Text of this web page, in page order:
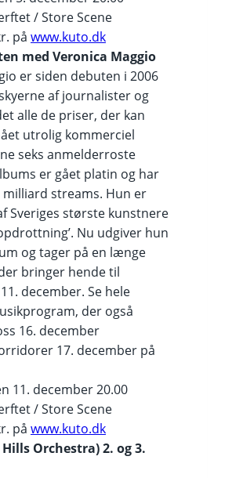
/ Store Scene
på www.kuto.dk
med Veronica Maggio
er siden debuten i 2006
af journalister og
alle de priser, der kan
utrolig kommerciel
seks anmelderroste
er gået platin og har
streams. Hun er
Sveriges største kunstnere
Nu udgiver hun
og tager på en længe
bringer hende til
december. Se hele
der også
16. december
17. december på
11. december 20.00
/ Store Scene
på www.kuto.dk
Orchestra) 2. og 3.